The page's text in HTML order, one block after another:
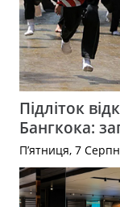
Підліток
Бангкока:
П’ятниця, 7